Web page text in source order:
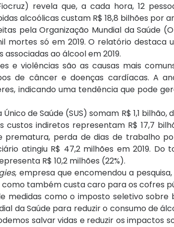
revela que, a cada hora, 12
alcoólicas custam R$ 18,8 bilhões por
pela Organização Mundial da Saúde
mortes só em 2019. O relatório
ao álcool em 2019.
e violências são as causas mais
de câncer e doenças cardíacas. A
indicando uma tendência que pode
de Saúde (SUS) somam R$ 1,1
indiretos representam R$ 17,7
prematura, perda de dias de trabalho
atingiu R$ 47,2 milhões em 2019. Do
R$ 10,2 milhões (22%).
, empresa que encomendou a
também custa caro para os cofres
medidas como o imposto seletivo sobre
da Saúde para reduzir o consumo de
salvar vidas e reduzir os impactos